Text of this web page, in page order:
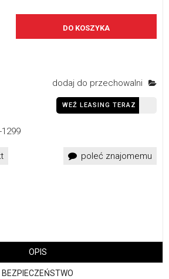
DO KOSZYKA
dodaj do przechowalni
WEŹ LEASING TERAZ
1299
poleć znajomemu
OPIS
BEZPIECZEŃSTWO